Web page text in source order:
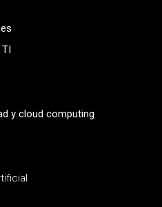
y cloud computing